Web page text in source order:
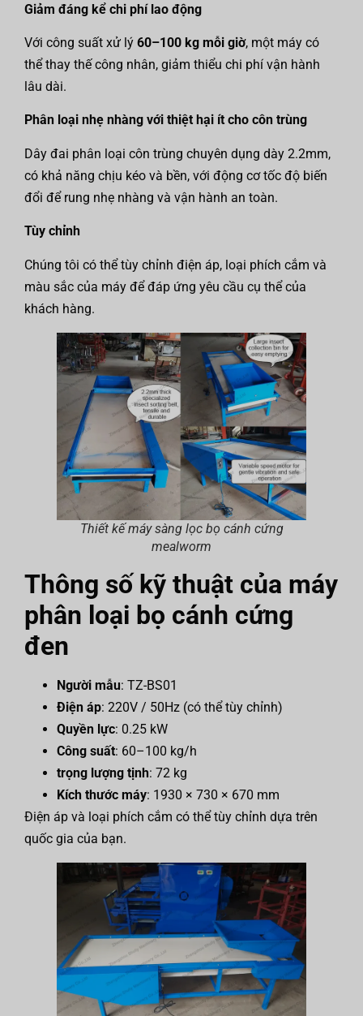
Giảm đáng kể chi phí lao động
Với công suất xử lý 60–100 kg mỗi giờ, một máy có
thể thay thế công nhân, giảm thiểu chi phí vận hành
lâu dài.
Phân loại nhẹ nhàng với thiệt hại ít cho côn trùng
Dây đai phân loại côn trùng chuyên dụng dày 2.2mm,
có khả năng chịu kéo và bền, với động cơ tốc độ biến
đổi để rung nhẹ nhàng và vận hành an toàn.
Tùy chỉnh
Chúng tôi có thể tùy chỉnh điện áp, loại phích cắm và
màu sắc của máy để đáp ứng yêu cầu cụ thể của
khách hàng.
Thiết kế máy sàng lọc bọ cánh cứng
mealworm
Thông số kỹ thuật của máy
phân loại bọ cánh cứng
đen
Người mẫu: TZ-BS01
Điện áp: 220V / 50Hz (có thể tùy chỉnh)
Quyền lực: 0.25 kW
Công suất: 60–100 kg/h
trọng lượng tịnh: 72 kg
Kích thước máy: 1930 × 730 × 670 mm
Điện áp và loại phích cắm có thể tùy chỉnh dựa trên
quốc gia của bạn.